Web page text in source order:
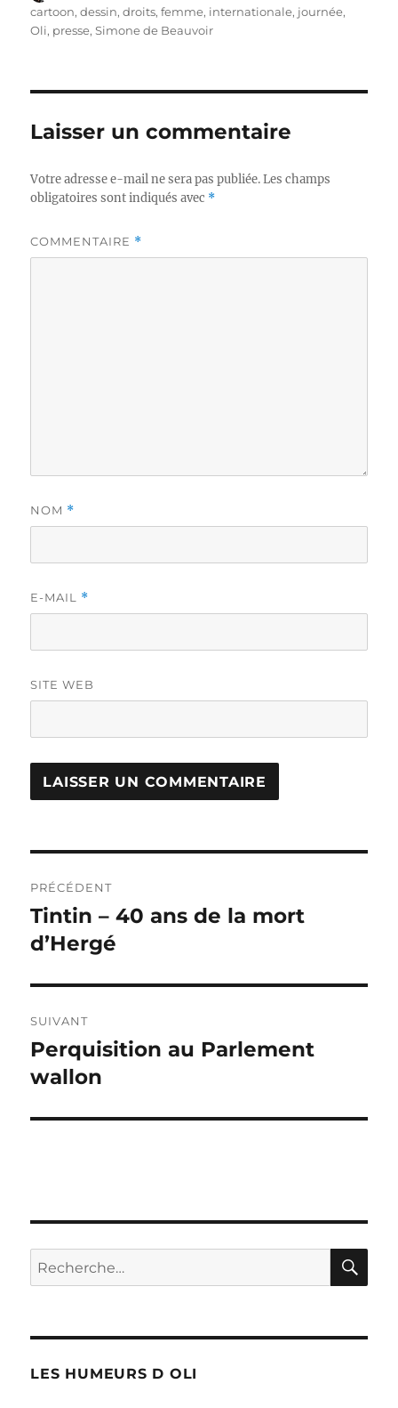
le
cartoon,dessin,droits,femme, internationale, journée,
Oli, presse,Simone de Beauvoir
Laisser un commentaire
Votre adresse e-mail ne sera pas publiée. Les champs
obligatoires sont indiqués avec *
COMMENTAIRE *
NOM *
E-MAIL *
SITE WEB
de
l’article
PRÉCÉDENT
Publication
précédente :
Tintin – 40 ans de la mort
d’Hergé
SUIVANT
Publication
suivante :
Perquisition au Parlement
wallon
Recherche
pour :
LES HUMEURS D OLI